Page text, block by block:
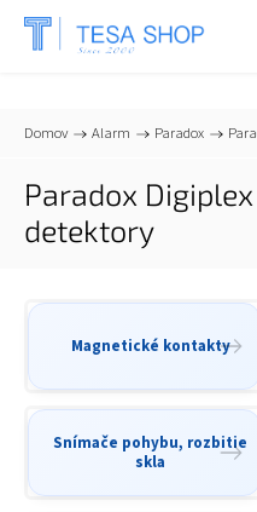
📞+421 903 553 805
Domov / Alarm / Paradox /
Paradox
detektory
Magnetické kontakty
Snímače pohybu, rozbitie
skla